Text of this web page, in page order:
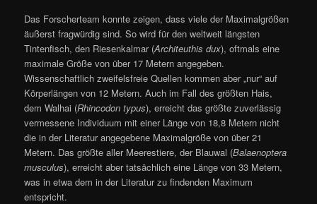
Das Forscherteam konnte zeigen, dass viele der Maximalgrößen
äußerst fragwürdig sind. So wird für den weltweit längsten
Tintenfisch, den Riesenkalmar (Architeuthis dux), oftmals eine
maximale Größe von über 17 Metern angegeben.
Wissenschaftlich zweifelsfreie Quellen kommen aber „nur“ auf
Körperlängen von 12 Metern. Auch im Fall des größten Hais,
dem Walhai (Rhincodon typus), erreicht das größte zuverlässig
vermessene Individuum mit einer Länge von 18,8 Metern nicht
die in der Literatur angegebene Maximalgröße von über 21
Metern. Das größte aller Meerestiere, der Blauwal (Balaenoptera
musculus), erreicht aber tatsächlich eine Länge von 33 Metern,
was in etwa dem in der Literatur zu findenden Maximum
entspricht.